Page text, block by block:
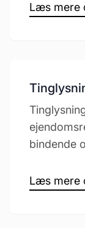
Læs mere
bindende
Læs mere